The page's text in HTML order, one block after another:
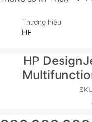
Thương hiệu
HP
HP